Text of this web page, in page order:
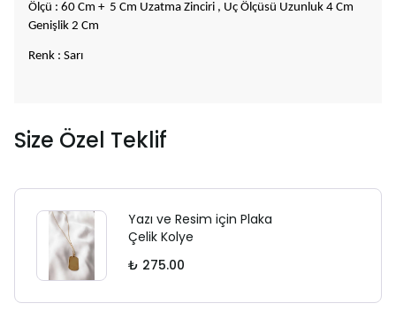
Ölçü : 60 Cm + 5 Cm Uzatma Zinciri , Uç Ölçüsü Uzunluk 4 Cm
Genişlik 2 Cm
Renk : Sarı
Size Özel Teklif
Yazı ve Resim için Plaka
Çelik Kolye
₺ 275.00